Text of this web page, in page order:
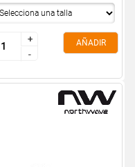
+
-
+
-
AÑADIR